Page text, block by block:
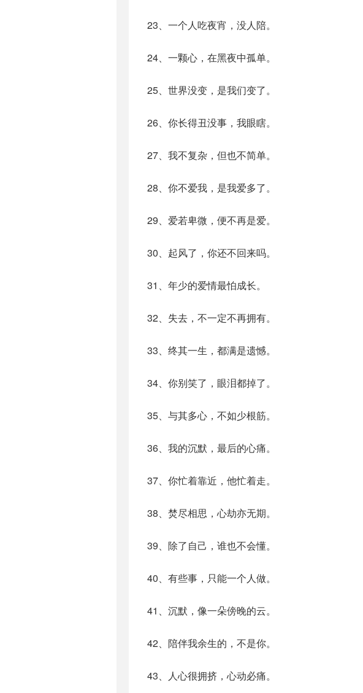
23、一个人吃夜宵，没人陪。
24、一颗心，在黑夜中孤单。
25、世界没变，是我们变了。
26、你长得丑没事，我眼瞎。
27、我不复杂，但也不简单。
28、你不爱我，是我爱多了。
29、爱若卑微，便不再是爱。
30、起风了，你还不回来吗。
31、年少的爱情最怕成长。
32、失去，不一定不再拥有。
33、终其一生，都满是遗憾。
34、你别笑了，眼泪都掉了。
35、与其多心，不如少根筋。
36、我的沉默，最后的心痛。
37、你忙着靠近，他忙着走。
38、焚尽相思，心劫亦无期。
39、除了自己，谁也不会懂。
40、有些事，只能一个人做。
41、沉默，像一朵傍晚的云。
42、陪伴我余生的，不是你。
43、人心很拥挤，心动必痛。